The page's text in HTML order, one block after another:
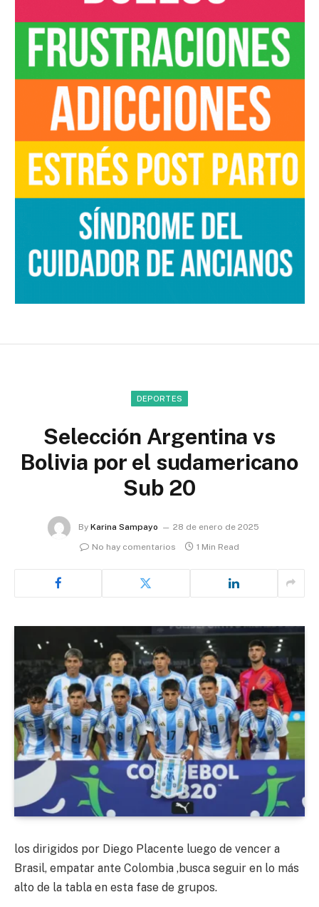
DEPORTES
Selección Argentina vs
Bolivia por el sudamericano
Sub 20
By Karina Sampayo
28 de enero de 2025
No hay comentarios
1 Min Read
los dirigidos por Diego Placente luego de vencer a
Brasil, empatar ante Colombia ,busca seguir en lo más
alto de la tabla en esta fase de grupos.